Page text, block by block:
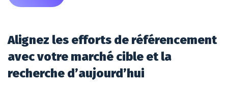
Alignez les efforts de référencement
avec votre marché cible et la
recherche d’aujourd’hui